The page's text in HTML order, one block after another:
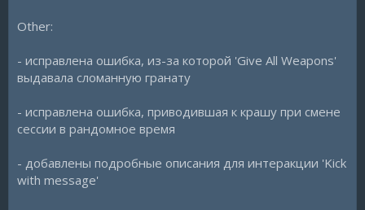
Other:
- исправлена ошибка, из-за которой 'Give All Weapons'
выдавала сломанную гранату
- исправлена ошибка, приводившая к крашу при смене
сессии в рандомное время
- добавлены подробные описания для интеракции 'Kick
with message'